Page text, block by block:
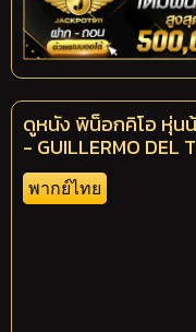
ดูหนัง พิน็อกคิโอ หุ่น
- GUILLERMO DEL
พากย์ไทย